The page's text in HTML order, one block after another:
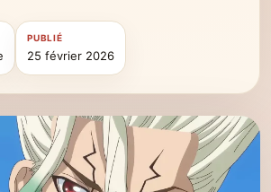
PUBLIÉ
25 février 2026